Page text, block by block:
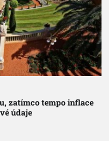
zatímco tempo inflace
údaje